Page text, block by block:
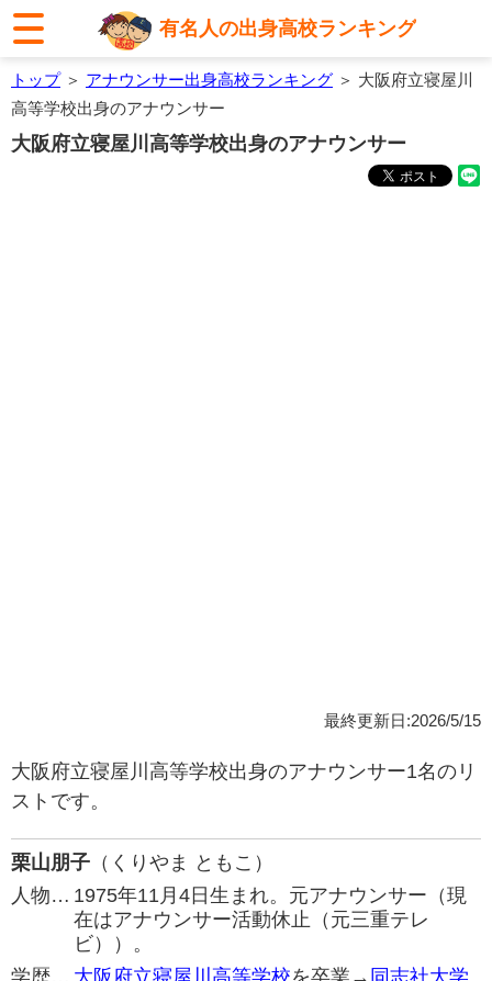
有名人の出身高校ランキング
トップ＞ アナウンサー出身高校ランキング ＞ 大阪府立寝屋川
高等学校出身のアナウンサー
大阪府立寝屋川高等学校出身のアナウンサー
最終更新日:2026/5/15
大阪府立寝屋川高等学校出身のアナウンサー1名のリ
ストです。
栗山朋子 （くりやま ともこ）
人物… 1975年11月4日生まれ。元アナウンサー（現
在はアナウンサー活動休止（元三重テレ
ビ））。
学歴… 大阪府立寝屋川高等学校を卒業→ 同志社大学